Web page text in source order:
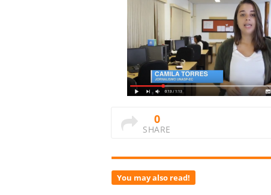
0
SHARE
You may also read!